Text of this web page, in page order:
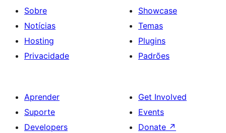
Sobre
Notícias
Hosting
Privacidade
Showcase
Temas
Plugins
Padrões
Aprender
Suporte
Developers
Get Involved
Events
Donate ↗